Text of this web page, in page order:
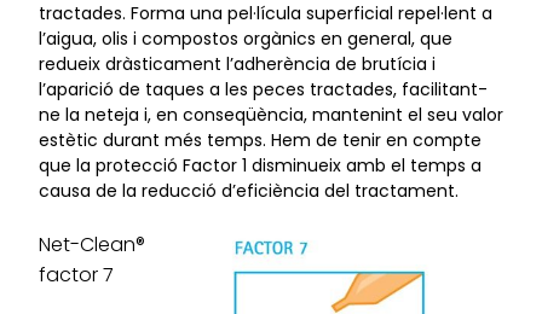
tractades. Forma una pel·lícula superficial repel·lent a
l’aigua, olis i compostos orgànics en general, que
redueix dràsticament l’adherència de brutícia i
l’aparició de taques a les peces tractades, facilitant-
ne la neteja i, en conseqüència, mantenint el seu valor
estètic durant més temps. Hem de tenir en compte
que la protecció Factor 1 disminueix amb el temps a
causa de la reducció d’eficiència del tractament.
Net-Clean®
factor 7